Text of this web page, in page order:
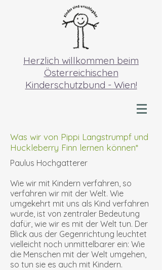
Herzlich willkommen beim
Österreichischen
Kinderschutzbund - Wien!
Was wir von Pippi Langstrumpf und
Huckleberry Finn lernen können*
Paulus Hochgatterer
Wie wir mit Kindern verfahren, so
verfahren wir mit der Welt. Wie
umgekehrt mit uns als Kind verfahren
wurde, ist von zentraler Bedeutung
dafür, wie wir es mit der Welt tun. Der
Blick aus der Gegenrichtung leuchtet
vielleicht noch unmittelbarer ein: Wie
die Menschen mit der Welt umgehen,
so tun sie es auch mit Kindern.